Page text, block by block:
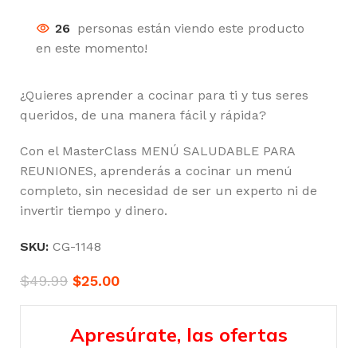
26 personas están viendo este producto
en este momento!
¿Quieres aprender a cocinar para ti y tus seres
queridos, de una manera fácil y rápida?
Con el MasterClass MENÚ SALUDABLE PARA
REUNIONES, aprenderás a cocinar un menú
completo, sin necesidad de ser un experto ni de
invertir tiempo y dinero.
SKU: CG-1148
$49.99 $25.00
Apresúrate, las ofertas